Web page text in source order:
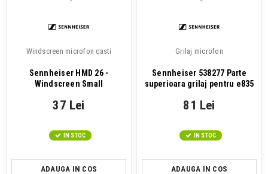
Windscreen microfon casti
Sennheiser HMD 26 -
Windscreen Small
37 Lei
IN STOC
ADAUGA IN COS
Grilaj microfon
Sennheiser 538277 Parte
superioara grilaj pentru e835
81 Lei
IN STOC
ADAUGA IN COS